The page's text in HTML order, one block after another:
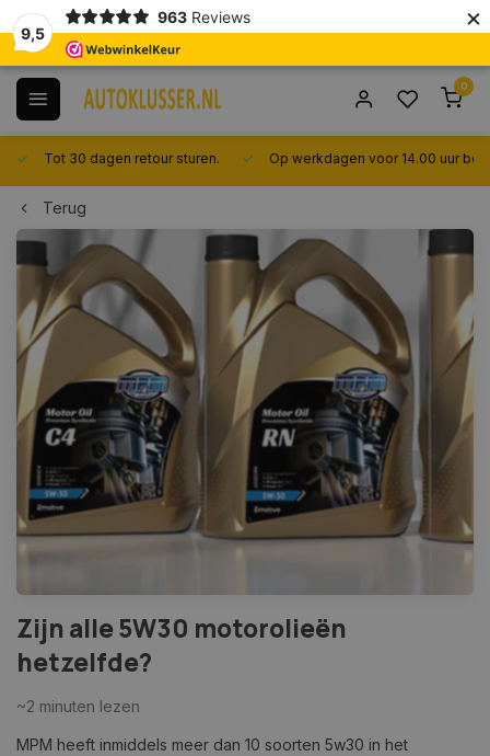
9,5
963 Reviews ×
0
Tot 30 dagen retour sturen. Op werkdagen voor 14.00 uur
Terug
Zijn alle 5W30 motorolieën
hetzelfde?
~2 minuten lezen
MPM heeft inmiddels meer dan 10 soorten 5w30 in het